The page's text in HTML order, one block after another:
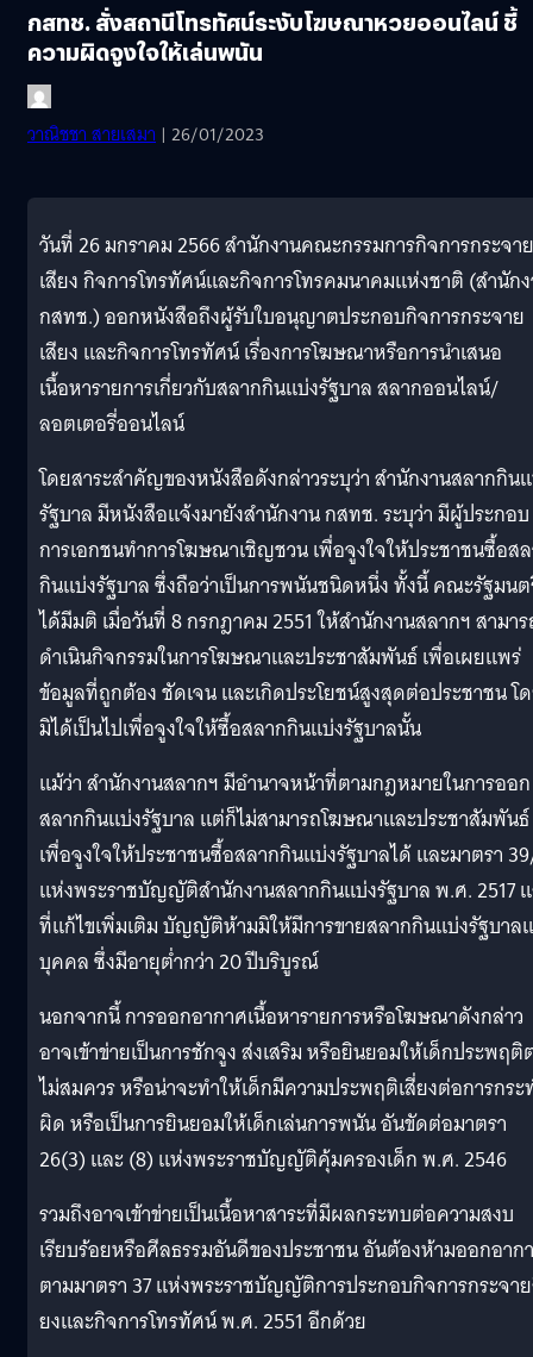
กสทช. สั่งสถานีโทรทัศน์ระงับโฆษณาหวยออนไลน์ ชี้
ความผิดจูงใจให้เล่นพนัน
วาณิชชา สายเสมา | 26/01/2023
วันที่ 26 มกราคม 2566 สำนักงานคณะกรรมการกิจการกระจาย
เสียง กิจการโทรทัศน์และกิจการโทรคมนาคมแห่งชาติ (สำนัก
กสทช.) ออกหนังสือถึงผู้รับใบอนุญาตประกอบกิจการกระจาย
เสียง และกิจการโทรทัศน์ เรื่องการโฆษณาหรือการนำเสนอ
เนื้อหารายการเกี่ยวกับสลากกินแบ่งรัฐบาล สลากออนไลน์/
ลอตเตอรี่ออนไลน์
โดยสาระสำคัญของหนังสือดังกล่าวระบุว่า สำนักงานสลากกิน
รัฐบาล มีหนังสือแจ้งมายังสำนักงาน กสทช. ระบุว่า มีผู้ประกอบ
การเอกชนทำการโฆษณาเชิญชวน เพื่อจูงใจให้ประชาชนซื้อส
กินแบ่งรัฐบาล ซึ่งถือว่าเป็นการพนันชนิดหนึ่ง ทั้งนี้ คณะรัฐมน
ได้มีมติ เมื่อวันที่ 8 กรกฎาคม 2551 ให้สำนักงานสลากฯ สามา
ดำเนินกิจกรรมในการโฆษณาและประชาสัมพันธ์ เพื่อเผยแพร่
ข้อมูลที่ถูกต้อง ชัดเจน และเกิดประโยชน์สูงสุดต่อประชาชน โ
มิได้เป็นไปเพื่อจูงใจให้ซื้อสลากกินแบ่งรัฐบาลนั้น
แม้ว่า สำนักงานสลากฯ มีอำนาจหน้าที่ตามกฎหมายในการออก
สลากกินแบ่งรัฐบาล แต่ก็ไม่สามารถโฆษณาและประชาสัมพันธ์
เพื่อจูงใจให้ประชาชนซื้อสลากกินแบ่งรัฐบาลได้ และมาตรา
แห่งพระราชบัญญัติสำนักงานสลากกินแบ่งรัฐบาล พ.ศ. 2517
ที่แก้ไขเพิ่มเติม บัญญัติห้ามมิให้มีการขายสลากกินแบ่งรัฐบาล
บุคคล ซึ่งมีอายุต่ำกว่า 20 ปีบริบูรณ์
นอกจากนี้ การออกอากาศเนื้อหารายการหรือโฆษณาดังกล่าว
อาจเข้าข่ายเป็นการชักจูง ส่งเสริม หรือยินยอมให้เด็กประพฤ
ไม่สมควร หรือน่าจะทำให้เด็กมีความประพฤติเสี่ยงต่อการกระ
ผิด หรือเป็นการยินยอมให้เด็กเล่นการพนัน อันขัดต่อมาตรา
26(3) และ (8) แห่งพระราชบัญญัติคุ้มครองเด็ก พ.ศ. 2546
รวมถึงอาจเข้าข่ายเป็นเนื้อหาสาระที่มีผลกระทบต่อความสงบ
เรียบร้อยหรือศีลธรรมอันดีของประชาชน อันต้องห้ามออกอาก
ตามมาตรา 37 แห่งพระราชบัญญัติการประกอบกิจการกระจา
ยงและกิจการโทรทัศน์ พ.ศ. 2551 อีกด้วย